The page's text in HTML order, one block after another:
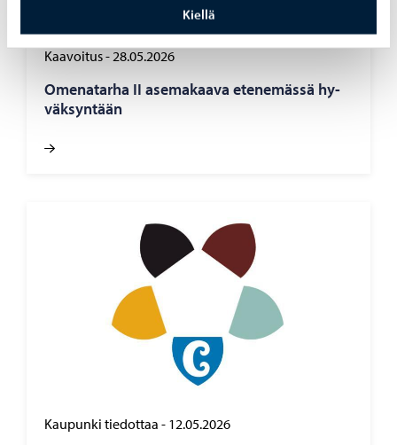
Kiellä
Kaavoitus-28.05.2026
Ome­na­tar­ha II ase­ma­kaa­va ete­ne­mäs­sä hy­
väk­syn­tään
Kaupunki tiedottaa - 12.05.2026